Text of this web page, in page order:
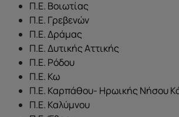
Π.Ε. Βοιωτίας
Π.Ε. Γρεβενών
Π.Ε. Δράμας
Π.Ε. Δυτικής Αττικής
Π.Ε. Ρόδου
Π.Ε. Κω
Π.Ε. Καρπάθου- Ηρωικής Νήσου
Π.Ε. Καλύμνου